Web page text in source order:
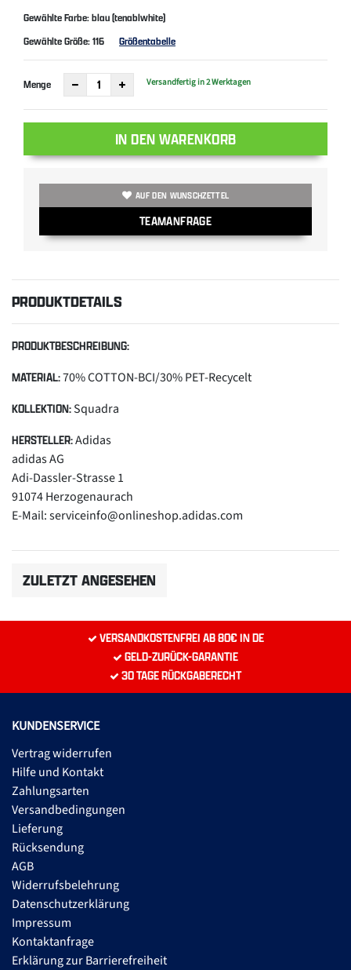
Gewählte Farbe: blau (tenablwhite)
Gewählte Größe:116 Größentabelle
Menge Versandfertig in 2 Werktagen
IN DEN WARENKORB
AUF DEN WUNSCHZETTEL
TEAMANFRAGE
PRODUKTDETAILS
PRODUKTBESCHREIBUNG:
MATERIAL:70% COTTON-BCI/30% PET-Recycelt
KOLLEKTION:Squadra
HERSTELLER:Adidas
adidas AG
Adi-Dassler-Strasse 1
91074 Herzogenaurach
E-Mail: serviceinfo@onlineshop.adidas.com
ZULETZT ANGESEHEN
VERSANDKOSTENFREI AB 80€ IN DE
GELD-ZURÜCK-GARANTIE
30 TAGE RÜCKGABERECHT
KUNDENSERVICE
Vertrag widerrufen
Hilfe und Kontakt
Zahlungsarten
Versandbedingungen
Lieferung
Rücksendung
AGB
Widerrufsbelehrung
Datenschutzerklärung
Impressum
Kontaktanfrage
Erklärung zur Barrierefreiheit